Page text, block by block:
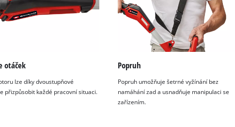
otáček
lze díky dvoustupňové
přizpůsobit každé pracovní situaci.
Popruh
Popruh umožňuje šetrné vyžínání bez
namáhání zad a usnadňuje manipulaci se
zařízením.